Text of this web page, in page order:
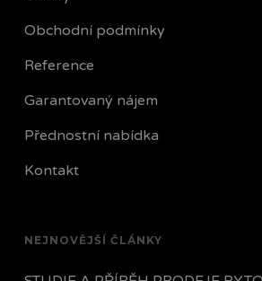
Obchodní podmínky
Reference
Garantovaný nájem
Přednostní nabídka
Kontakt
NEJNOVĚJŠÍ ČLÁNKY